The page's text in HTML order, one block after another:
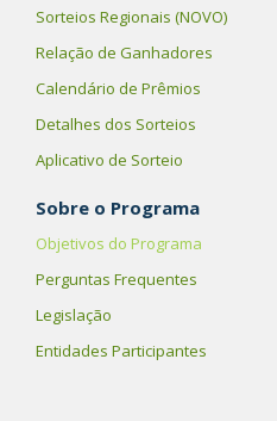
Sorteios Regionais (NOVO)
Relação de Ganhadores
Calendário de Prêmios
Detalhes dos Sorteios
Aplicativo de Sorteio
Sobre o Programa
Objetivos do Programa
Perguntas Frequentes
Legislação
Entidades Participantes